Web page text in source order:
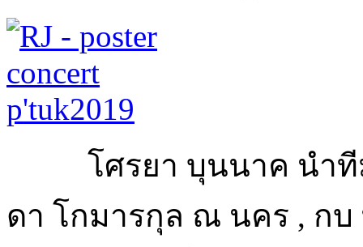
โศรยา บุนนาค นำ
ดา โกมารกุล ณ นคร , กบ